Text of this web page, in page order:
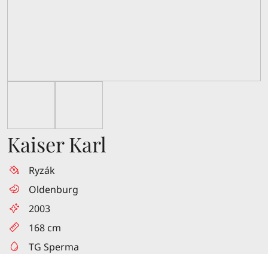
Kaiser Karl
Ryzák
Oldenburg
2003
168 cm
TG Sperma